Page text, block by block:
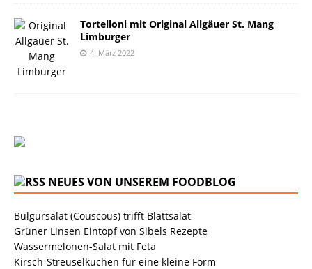
Tortelloni mit Original Allgäuer St. Mang
Limburger
4. März 2022
NEUES VON UNSEREM FOODBLOG
Bulgursalat (Couscous) trifft Blattsalat
Grüner Linsen Eintopf von Sibels Rezepte
Wassermelonen-Salat mit Feta
Kirsch-Streuselkuchen für eine kleine Form